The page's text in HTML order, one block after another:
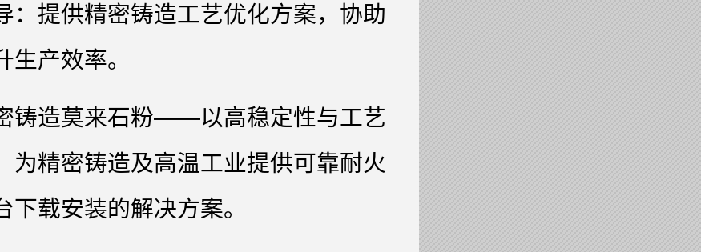
：提供精密铸造工艺优化方案，协助
生产效率。
铸造莫来石粉‌——以高稳定性与工艺
为精密铸造及高温工业提供可靠耐火
下载安装的解决方案。